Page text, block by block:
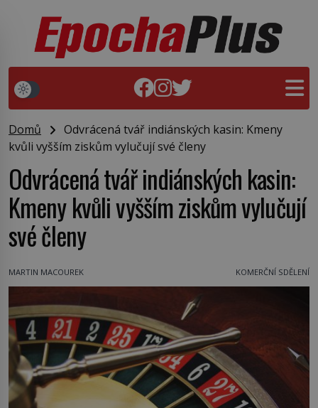
Domů
Odvrácená tvář indiánských kasin: Kmeny
kvůli vyšším ziskům vylučují své členy
Odvrácená tvář indiánských kasin:
Kmeny kvůli vyšším ziskům vylučují
své členy
MARTIN MACOUREK KOMERČNÍ SDĚLENÍ